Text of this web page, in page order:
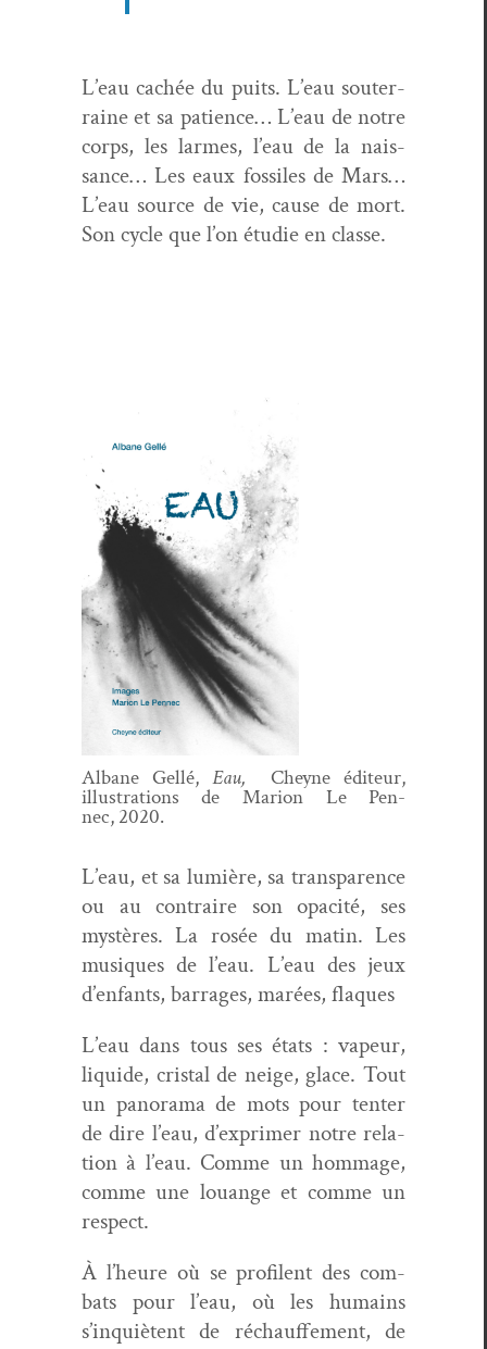
L’eau cachée du puits. L’eau souter­
raine et sa patience… L’eau de notre
corps, les larmes, l’eau de la nais­
sance… Les eaux fos­siles de Mars…
L’eau source de vie, cause de mort.
Son cycle que l’on étudie en classe.
Albane Gel­lé, Eau,Cheyne édi­teur,
illus­tra­tions de Mar­i­on Le Pen­
nec, 2020.
L’eau, et sa lumière, sa trans­parence
ou au con­traire son opac­ité, ses
mys­tères. La rosée du matin. Les
musiques de l’eau. L’eau des jeux
d’enfants, bar­rages, marées, flaques
L’eau dans tous ses états : vapeur,
liq­uide, cristal de neige, glace.Tout
un panora­ma de mots pour ten­ter
de dire l’eau, d’exprimer notre rela­
tion à l’eau. Comme un hom­mage,
comme une louange et comme un
respect.
À l’heure où se pro­fi­lent des com­
bats pour l’eau, où les humains
s’inquiètent de réchauf­fe­ment, de